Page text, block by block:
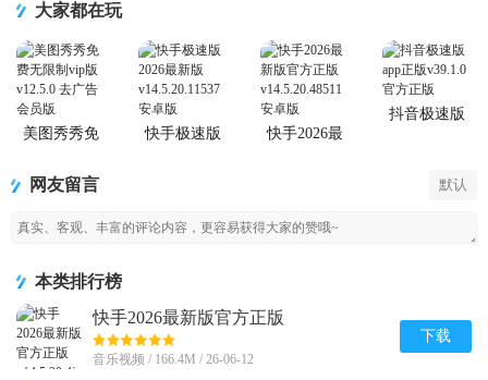
大家都在玩
美图秀秀免
快手极速版
快手2026最
抖音极速版
网友留言 默认
本类排行榜
快手2026最新版官方正版
v14.5.20.48511 安卓版
音乐视频 / 166.4M / 26-06-12
下载